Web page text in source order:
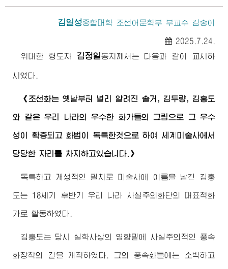
김일성종합대학 조선어문학부 부교수 김송이
2025.7.24.
위대한
령도자 김정일동지께서 는 다음과 같이 교시하
시였다.
《조선화는 옛날부터 널리 알려진 솔거, 김두량, 김홍도
와 같은 우리 나라의 우수한 화가들의 그림으로 그 우수
성이 확증되고 화법이 독특한것으로 하여 세계미술사에서
당당한 자리를 차지하고있습니다.》
독특하고 개성적인 필치로 미술사에 이름을 남긴 김홍
도는 18세기 후반기 우리 나라 사실주의화단의 대표적화
가로 활동하였다.
김홍도는 당시 실학사상의 영향밑에 사실주의적인 풍속
화창작의 길을 개척하였다. 그의 풍속화들에는 소박하고